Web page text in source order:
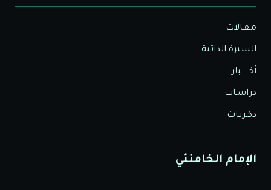
مـقـالات
السيرة الذاتية
أخــــــبار
دراسـات
ذكـريـات
الإمام الخامنئي